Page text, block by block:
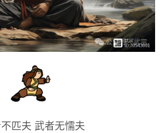
匹夫 武者无懦夫